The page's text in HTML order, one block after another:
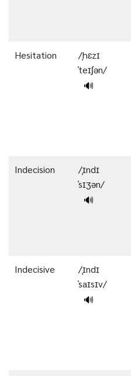
Hesitation
/ˌhɛzɪ
ˈteɪʃən/
🔊
Indecision
/ˌɪndɪ
ˈsɪʒən/
🔊
Indecisive
/ˌɪndɪ
ˈsaɪsɪv/
🔊